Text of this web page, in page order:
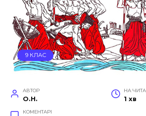
9 КЛАС
АВТОР
O.H.
НА
1 хв
КОМЕНТАРІ